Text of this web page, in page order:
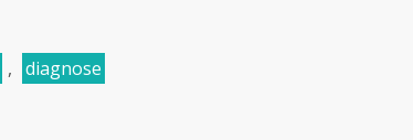
, diagnose